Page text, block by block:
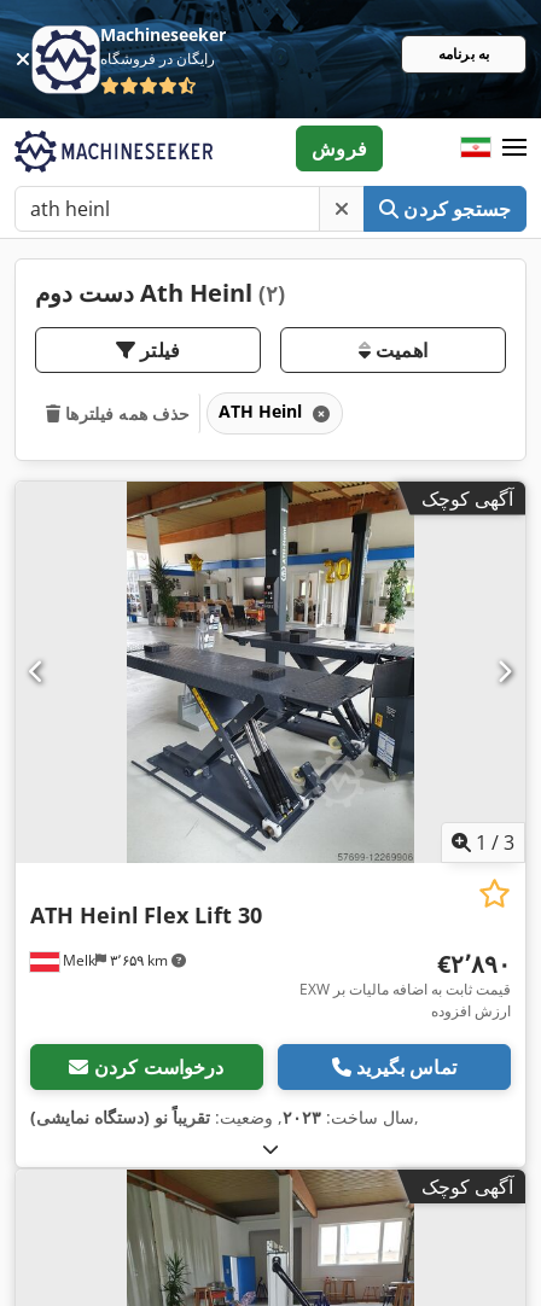
Machineseeker
رایگان در فروشگاه به برنامه
جستجو کردن
فروش
دست دوم Ath Heinl (۲)
فیلتر اهمیت
حذف همه فیلترها ATH Heinl
آگهی کوچک
1 /3
Melk ۳٬۶۵۹ km
ATH Heinl Flex Lift 30
‎€۲٬۸۹۰
EXW قیمت ثابت به اضافه مالیات بر
ارزش افزوده
درخواست کردن تماس بگیرید
سال ساخت: ۲۰۲۳, وضعیت: تقریباً نو (دستگاه نمایشی) ,
آگهی کوچک